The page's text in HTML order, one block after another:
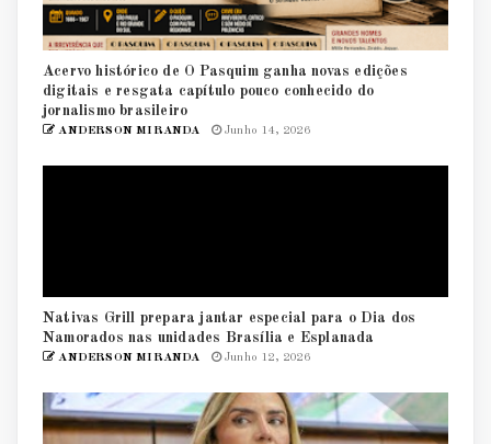
Acervo histórico de O Pasquim ganha novas edições
digitais e resgata capítulo pouco conhecido do
jornalismo brasileiro
ANDERSON MIRANDA Junho 14, 2026
Nativas Grill prepara jantar especial para o Dia dos
Namorados nas unidades Brasília e Esplanada
ANDERSON MIRANDA Junho 12, 2026